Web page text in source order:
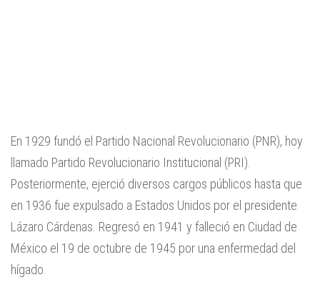
En 1929 fundó el Partido Nacional Revolucionario (PNR), hoy
llamado Partido Revolucionario Institucional (PRI).
Posteriormente, ejerció diversos cargos públicos hasta que
en 1936 fue expulsado a Estados Unidos por el presidente
Lázaro Cárdenas. Regresó en 1941 y falleció en Ciudad de
México el 19 de octubre de 1945 por una enfermedad del
hígado.